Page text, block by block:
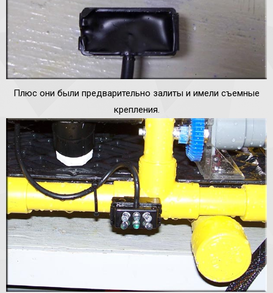
Плюс они были предварительно залиты и имели съемные
крепления.